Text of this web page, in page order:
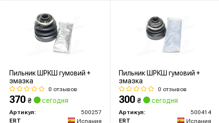
Пильник ШРКШ гумовий +
змазка
0 отзывов
370 ₴ сегодня
Артикул:
500257
ERT
Испания
Пильник ШРКШ гумовий +
змазка
0 отзывов
300 ₴ сегодня
Артикул:
500414
ERT
Испания